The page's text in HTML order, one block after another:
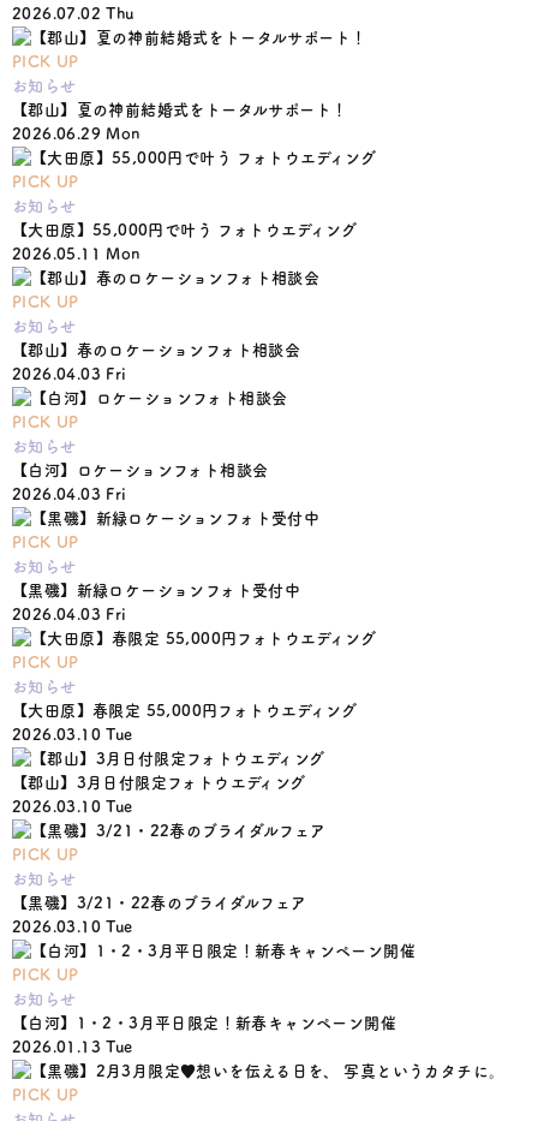
2026.07.02 Thu
PICK UP
お知らせ
【郡山】夏の神前結婚式をトータルサポート！
2026.06.29 Mon
PICK UP
お知らせ
【大田原】55,000円で叶う フォトウエディング
2026.05.11 Mon
PICK UP
お知らせ
【郡山】春のロケーションフォト相談会
2026.04.03 Fri
PICK UP
お知らせ
【白河】ロケーションフォト相談会
2026.04.03 Fri
PICK UP
お知らせ
【黒磯】新緑ロケーションフォト受付中
2026.04.03 Fri
PICK UP
お知らせ
【大田原】春限定 55,000円フォトウエディング
2026.03.10 Tue
【郡山】3月日付限定フォトウエディング
2026.03.10 Tue
PICK UP
お知らせ
【黒磯】3/21・22春のブライダルフェア
2026.03.10 Tue
PICK UP
お知らせ
【白河】1・2・3月平日限定！新春キャンペーン開催
2026.01.13 Tue
PICK UP